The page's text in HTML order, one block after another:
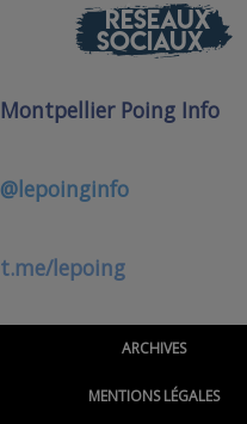
RÉSEAUX
SOCIAUX
Montpellier Poing Info
@lepoinginfo
t.me/lepoing
@montpellierpoinginfo
ARCHIVES
MENTIONS LÉGALES